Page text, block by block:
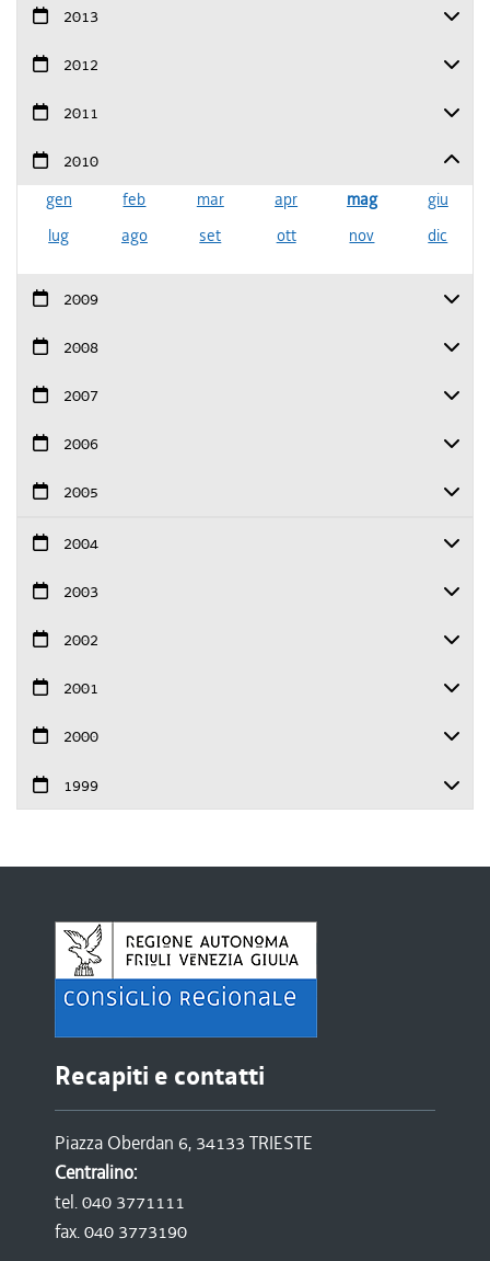
2013
2012
2011
2010
gen
feb mar apr mag
giu
lug
ago set ott nov dic
2009
2008
2007
2006
2005
2004
2003
2002
2001
2000
1999
Recapiti e contatti
Piazza Oberdan 6, 34133 TRIESTE
Centralino:
tel. 040 3771111
fax. 040 3773190